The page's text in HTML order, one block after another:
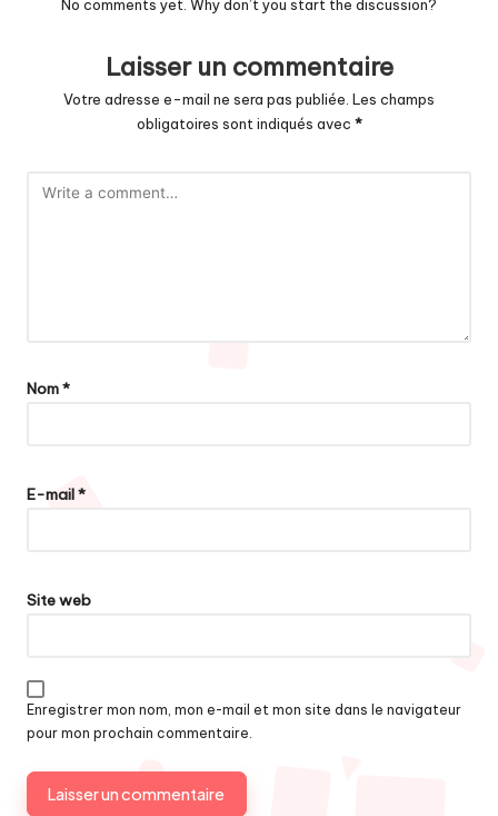
No comments yet. Why don’t you start the discussion?
Laisser un commentaire
Votre adresse e-mail ne sera pas publiée. Les champs
obligatoires sont indiqués avec *
Nom*
E-mail*
Site web
Enregistrer mon nom, mon e-mail et mon site dans le navigateur
pour mon prochain commentaire.